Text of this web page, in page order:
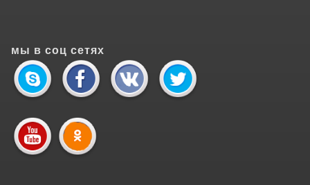
мы в соц сетях